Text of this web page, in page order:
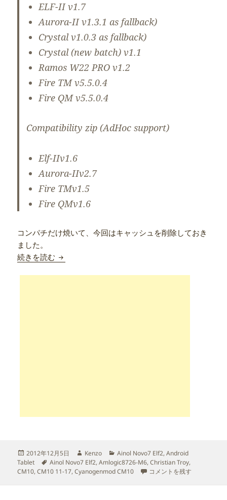
ELF-IIv1.7
Aurora-IIv1.3.1 as fallback)
Crystalv1.0.3 as fallback)
Crystal (new batch) v1.1
Ramos W22 PRO v1.2
Fire TMv5.5.0.4
Fire QMv5.5.0.4
Compatibility zip (AdHoc support)
Elf-IIv1.6
Aurora-IIv2.7
Fire TMv1.5
Fire QMv1.6
コンパチだけ焼いて、今回はキャッシュを削除しておき
ました。
続きを読む Ainol Novo7 Elf2 Compatibility zipがv1.7にな
投
稿
日:
2012年12月5日
作
成
者
Kenzo
カ
テ
ゴ
Ainol Novo7 Elf2,Android
Tablet
タ
グ
Ainol Novo7 Elf2,Amlogic8726-M6,Christian Troy,
CM10,CM10 11-17,Cyanogenmod CM10 Ainol Novo7 Elf2
コメントを残す